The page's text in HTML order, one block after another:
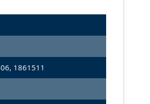
1861511